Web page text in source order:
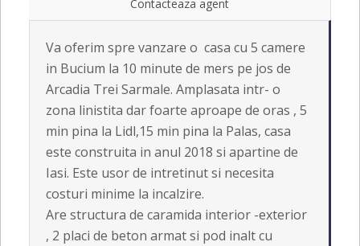
Contacteaza agent
Va oferim spre vanzare o casa cu 5 camere
in Bucium la 10 minute de mers pe jos de
Arcadia Trei Sarmale. Amplasata intr- o
zona linistita dar foarte aproape de oras , 5
min pina la Lidl,15 min pina la Palas, casa
este construita in anul 2018 si apartine de
Iasi. Este usor de intretinut si necesita
costuri minime la incalzire.
Are structura de caramida interior -exterior
, 2 placi de beton armat si pod inalt cu